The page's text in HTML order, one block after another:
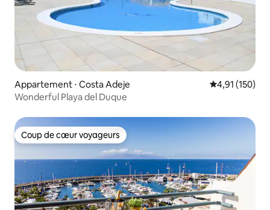
Appartement ⋅ Costa Adeje Évaluation
4,91 (150)
Wonderful Playa del Duque
Coup de cœur voyageurs
Coup de cœur voyageurs